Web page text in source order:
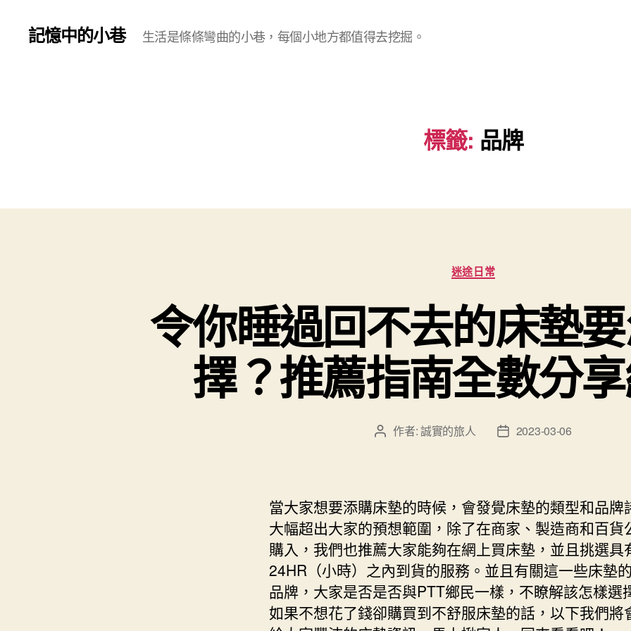
記憶中的小巷 生活是條條彎曲的小巷，每個小地方都值得去挖掘。
標籤: 品牌
分
類
迷途日常
令你睡過回不去的床墊
擇？推薦指南全數分
文 作者:誠實的旅人
文
日
期
2023-03-06
當大家想要添購床墊的時候，會發覺床墊的類型和品牌
大幅超出大家的預想範圍，除了在商家、製造商和百貨
購入，我們也推薦大家能夠在網上買床墊，並且挑選具
24HR（小時）之內到貨的服務。並且有關這一些床墊
品牌，大家是否是否與PTT鄉民一樣，不瞭解該怎樣選
如果不想花了錢卻購買到不舒服床墊的話，以下我們將